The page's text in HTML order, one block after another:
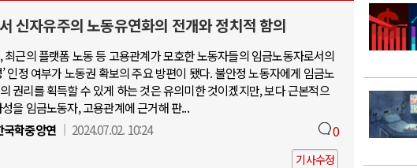
신자유주의 노동유연화의 전개와 정치적 함의
최근의 플랫폼 노동 등 고용관계가 모호한 노동자들의 임금노동자로서의
’ 인정 여부가 노동권 확보의 주요 방편이 됐다. 불안정 노동자에게 임금노
권리를 획득할 수 있게 하는 것은 유의미한 것이겠지만, 보다 근본적으
을 임금노동자, 고용관계에 근거해 판...
학중앙연
2024.07.02. 10:24 0
기사수정